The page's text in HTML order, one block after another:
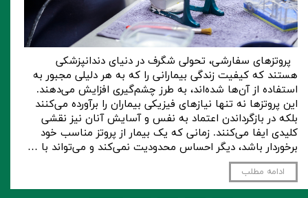
پروتزهای سفارشی، تحولی شگرف در دنیای دندانپزشکی
هستند که کیفیت زندگی بیمارانی را که به هر دلیلی مجبور به
استفاده از آن‌ها شده‌اند، به طرز چشم‌گیری افزایش می‌دهند.
این پروتزها نه تنها نیازهای فیزیکی بیماران را برآورده می‌کنند
بلکه در بازگرداندن اعتماد به نفس و آسایش آنان نیز نقشی
کلیدی ایفا می‌کنند. زمانی که یک بیمار از پروتز مناسب خود
برخوردار باشد، دیگر احساس محدودیت نمی‌کند و می‌تواند با …
ادامه مطلب